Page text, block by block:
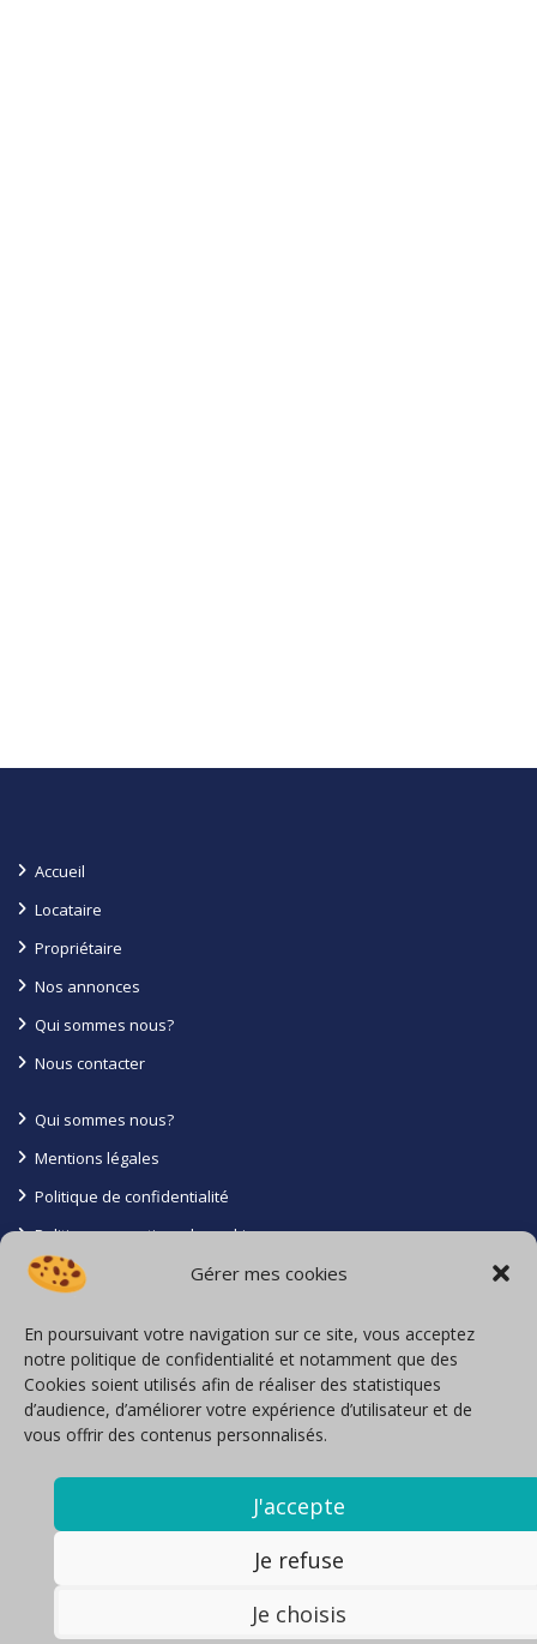
Gérer mes cookies
En poursuivant votre navigation sur ce site, vous acceptez
notre politique de confidentialité et notamment que des
Cookies soient utilisés afin de réaliser des statistiques
d’audience, d’améliorer votre expérience d’utilisateur et de
vous offrir des contenus personnalisés.
J'accepte
Je refuse
Je choisis
Accueil
Locataire
Propriétaire
Nos annonces
Qui sommes nous?
Nous contacter
Qui sommes nous?
Mentions légales
Politique de confidentialité
Politique en matiere de cookies
Conditions générales
Contact
La Roche Batiot 85110 Saint Prouant
06 71 16 27 05
Inscription à l’Orias sous le N° 23004349
locavoyages@loca-voyages.com
Nous contacter
Copyright Loca Voyages. Tous droits réservés.